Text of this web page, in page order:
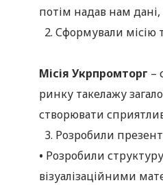
потім надав нам дані,
2. Сформували місію
Місія Укрпромторг –
ринку такелажу
створювати
3. Розробили
• Розробили
візуалізаційними